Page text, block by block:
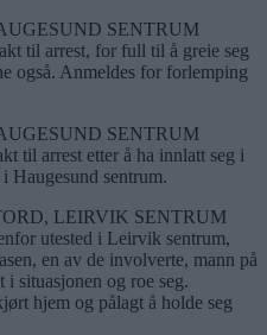
SENTRUM
til arrest, for full til å greie seg
også. Anmeldes for forlemping
SENTRUM
til arrest etter å ha innlatt seg i
Haugesund sentrum.
LEIRVIK SENTRUM
utested i Leirvik sentrum,
en av de involverte, mann på
situasjonen og roe seg.
hjem og pålagt å holde seg